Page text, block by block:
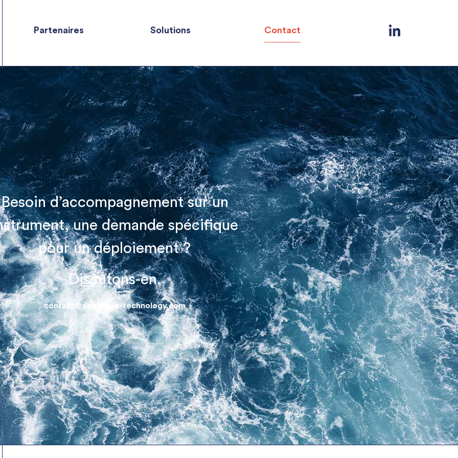
Partenaires Solutions Contact
Besoin d’accompagnement sur un
une demande spécifique
pour un déploiement ?
Discutons-en.
contact@deepblue-technology.com